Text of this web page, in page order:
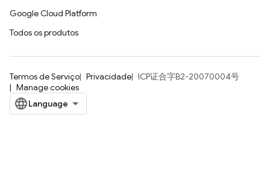
Google Cloud Platform
Todos os produtos
Termos de Serviço Privacidade
ICP证合字B2-20070004号
Manage cookies